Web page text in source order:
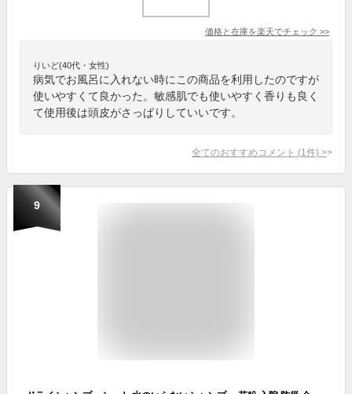
価格と在庫を楽天でチェック >>
りいど(40代・女性)
病気でお風呂に入れない時にこの商品を利用したのですが
使いやすくて良かった。敏感肌でも使いやすく香りも良く
て使用後は頭皮がさっぱりしていいです。
全てのおすすめコメント (1 件) >
9